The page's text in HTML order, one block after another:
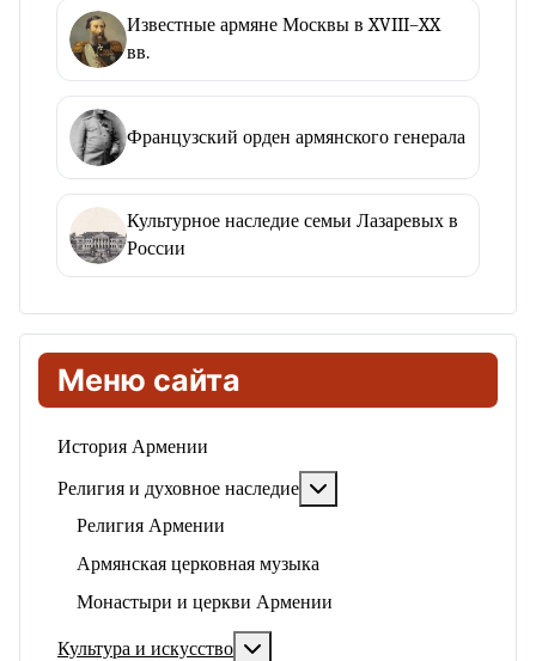
Меню сайта
История Армении
Религия и духовное наследие
Религия Армении
Армянская церковная музыка
Монастыри и церкви Армении
Культура и искусство
Известные армяне Москвы в XVIII–XX
вв.
Французский орден армянского генерала
Культурное наследие семьи Лазаревых в
России